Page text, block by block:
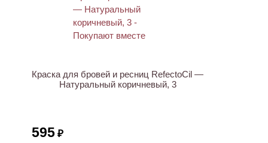
Краска для бровей и ресниц RefectoCil —
Натуральный коричневый, 3
595 ₽